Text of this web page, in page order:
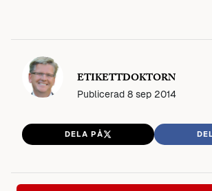
ETIKETTDOKTORN
Publicerad 8 sep 2014
DELA PÅ